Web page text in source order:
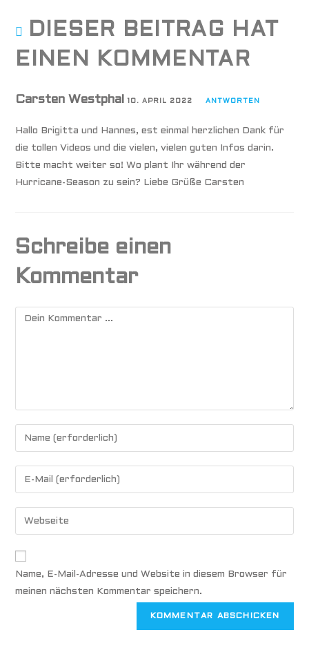
DIESER BEITRAG HAT
EINEN KOMMENTAR
Carsten Westphal 10. APRIL 2022 ANTWORTEN
Hallo Brigitta und Hannes, est einmal herzlichen Dank für
die tollen Videos und die vielen, vielen guten Infos darin.
Bitte macht weiter so! Wo plant Ihr während der
Hurricane-Season zu sein? Liebe Grüße Carsten
Schreibe einen
Kommentar
Name, E-Mail-Adresse und Website in diesem Browser für
meinen nächsten Kommentar speichern.